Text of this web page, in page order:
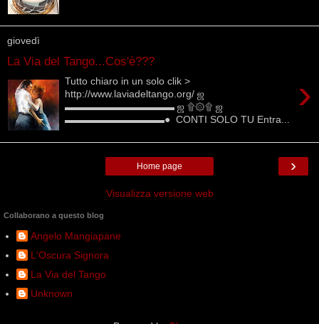
giovedì
La Via del Tango...Cos'è???
›
Tutto chiaro in un solo clik >
http://www.laviadeltango.org/ ஜ
▬▬▬▬▬▬▬▬▬▬▬ ஜ ۩۞۩ ஜ
▬▬▬▬▬▬▬▬▬▬● CONTI SOLO TU Entra...
›
Home page
Visualizza versione web
Collaborano a questo blog
Angelo Mangiapane
L'Oscura Signora
La Via del Tango
Unknown